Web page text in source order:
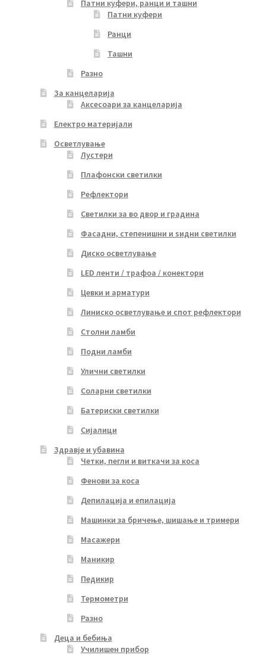
Патни куфери, ранци и ташни
Патни куфери
Ранци
Ташни
Разно
За канцеларија
Аксесоари за канцеларија
Електро материјали
Осветлување
Лустери
Плафонски светилки
Рефлектори
Светилки за во двор и градина
Фасадни, степенишни и ѕидни светилки
Диско осветлување
LED ленти / трафоа / конектори
Цевки и арматури
Линиско осветлување и спот рефлектори
Столни ламби
Подни ламби
Улични светилки
Соларни светилки
Батериски светилки
Сијалици
Здравје и убавина
Четки, пегли и виткачи за коса
Фенови за коса
Депилација и епилација
Машинки за бричење, шишање и тримери
Масажери
Маникир
Педикир
Термометри
Разно
Деца и бебиња
Училишен прибор